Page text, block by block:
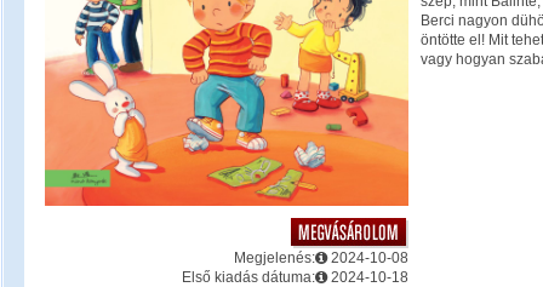
Megjelenés:
2024-10-08
Első kiadás dátuma:
2024-10-18
Berci nagyon
öntötte el! Mit
vagy hogyan